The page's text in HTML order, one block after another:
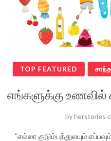
TOP FEATURED
எங்களுக்கு
byherstories
“எல்லா குடும்பத்துலயும்